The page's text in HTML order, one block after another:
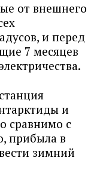
от внешнего
и перед
7 месяцев
и
сравнимо с
прибыла в
зимний